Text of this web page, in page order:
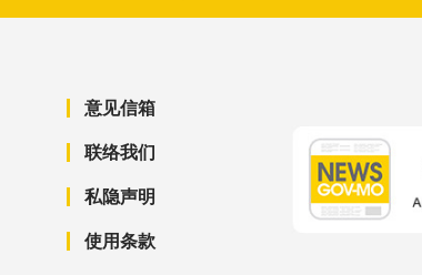
意见信箱
联络我们
私隐声明
使用条款